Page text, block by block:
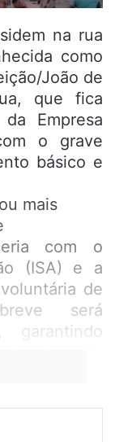
na rua
como
João de
que fica
Empresa
o grave
básico e
com o
(ISA) e a
de
será
garantindo
mora ou